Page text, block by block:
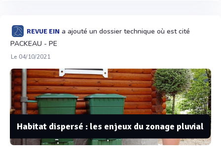
REVUE EIN a ajouté un dossier technique où est cité
PACKEAU - PE
Le 04/10/2021
Habitat dispersé : les enjeux du zonage pluvial